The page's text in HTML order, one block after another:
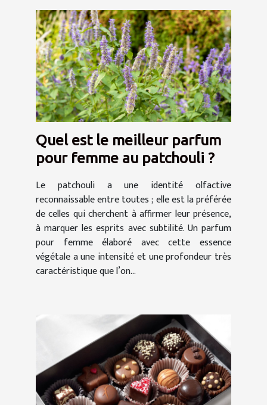
Quel est le meilleur parfum
pour femme au patchouli ?
Le patchouli a une identité olfactive
reconnaissable entre toutes ; elle est la préférée
de celles qui cherchent à affirmer leur présence,
à marquer les esprits avec subtilité. Un parfum
pour femme élaboré avec cette essence
végétale a une intensité et une profondeur très
caractéristique que l’on...